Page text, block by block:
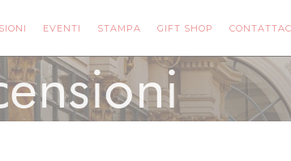
EVENTI STAMPA GIFT SHOP ((APRE UNA